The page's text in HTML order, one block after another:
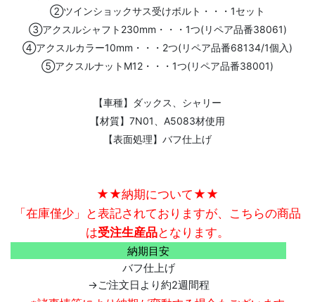
②ツインショックサス受けボルト・・・1セット
③アクスルシャフト230mm・・・1つ(リペア品番38061)
④アクスルカラー10mm・・・2つ(リペア品番68134/1個入)
⑤アクスルナットM12・・・1つ(リペア品番38001)
【車種】ダックス、シャリー
【材質】7N01、A5083材使用
【表面処理】バフ仕上げ
★★納期について★★
「在庫僅少」と表記されておりますが、こちらの商品
は受注生産品となります。
納期目安
バフ仕上げ
→ご注文日より約2週間程